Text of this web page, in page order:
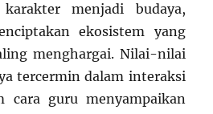
menjadi budaya,
ekosistem yang
menghargai. Nilai-nilai
tercermin dalam interaksi
cara guru menyampaikan